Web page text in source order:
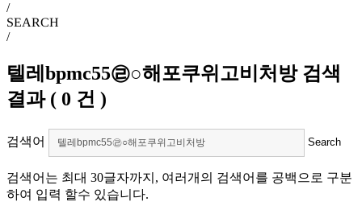
/
SEARCH
/
텔레bpmc55㉣○해포쿠위고비처방검색
결과 ( 0 건 )
검색어
검색어는 최대 30글자까지, 여러개의 검색어를 공백으로 구분
하여 입력 할수 있습니다.